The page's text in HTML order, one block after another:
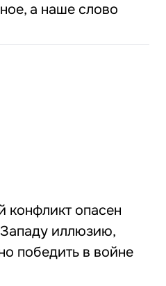
а наше слово
конфликт опасен
иллюзию,
победить в войне